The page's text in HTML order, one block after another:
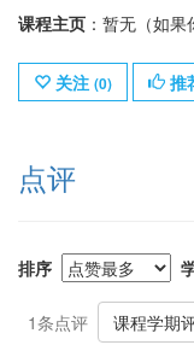
课程主页 ：暂无（如果
关注 (0) 推
点评
排序
1条点评 课程学期